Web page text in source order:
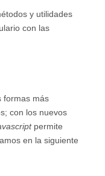
y utilidades
con las
formas más
con los nuevos
permite
en la siguiente